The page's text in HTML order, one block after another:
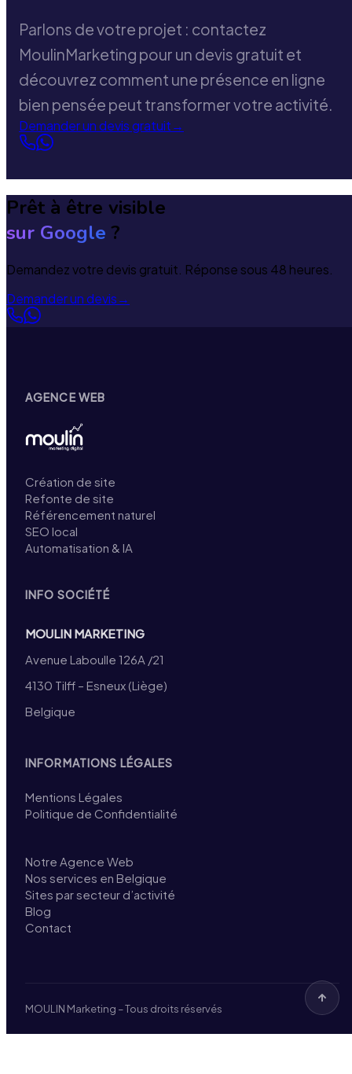
Parlons de votre projet : contactez
MoulinMarketing pour un devis gratuit et
découvrez comment une présence en ligne
bien pensée peut transformer votre activité.
Demander un devis gratuit→
Prêt à être visible
sur Google ?
Demandez votre devis gratuit. Réponse sous 48 heures.
Demander un devis→
AGENCE WEB
Création de site
Refonte de site
Référencement naturel
SEO local
Automatisation & IA
INFO SOCIÉTÉ
MOULIN MARKETING
Avenue Laboulle 126A /21
4130 Tilff – Esneux (Liège)
Belgique
INFORMATIONS LÉGALES
Mentions Légales
Politique de Confidentialité
Notre Agence Web
Nos services en Belgique
Sites par secteur d’activité
Blog
Contact
MOULIN Marketing – Tous droits réservés